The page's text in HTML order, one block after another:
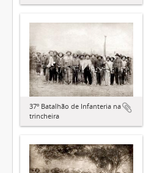
37º Batalhão de Infanteria na
trincheira